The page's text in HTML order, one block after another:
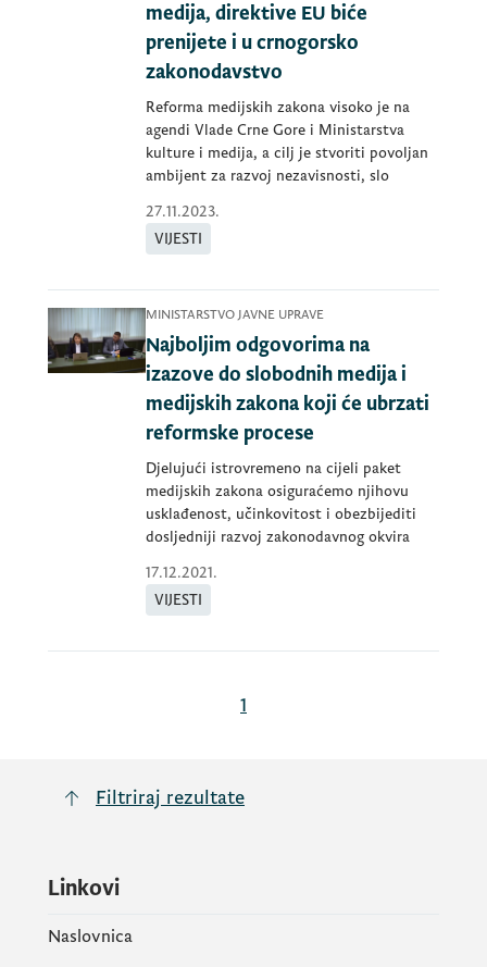
medija, direktive EU biće
prenijete i u crnogorsko
zakonodavstvo
Reforma medijskih zakona visoko je na
agendi Vlade Crne Gore i Ministarstva
kulture i medija, a cilj je stvoriti povoljan
ambijent za razvoj nezavisnosti, slo
27.11.2023.
VIJESTI
MINISTARSTVO JAVNE UPRAVE
Najboljim odgovorima na
izazove do slobodnih medija i
medijskih zakona koji će ubrzati
reformske procese
Djelujući istrovremeno na cijeli paket
medijskih zakona osiguraćemo njihovu
usklađenost, učinkovitost i obezbijediti
dosljedniji razvoj zakonodavnog okvira
17.12.2021.
VIJESTI
1
Filtriraj rezultate
Linkovi
Naslovnica